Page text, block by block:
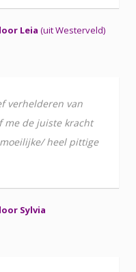
Leia (uit Westerveld)
verhelderen van
me de juiste kracht
heel pittige
Sylvia